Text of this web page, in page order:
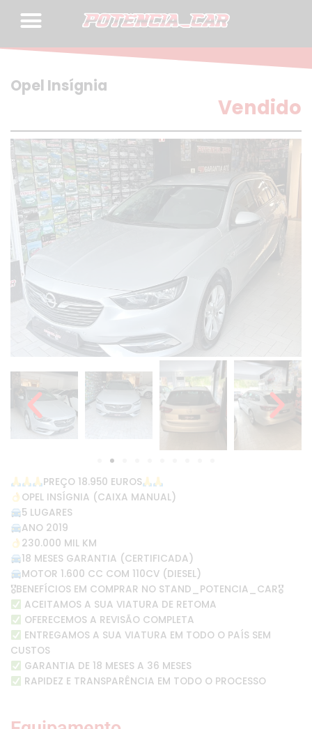
Opel Insígnia
Vendido
PREÇO 18.950 EUROS
OPEL INSÍGNIA (CAIXA MANUAL)
5 LUGARES
ANO 2019
230.000 MIL KM
18 MESES GARANTIA (CERTIFICADA)
MOTOR 1.600 CC COM 110CV (DIESEL)
🎖BENEFÍCIOS EM COMPRAR NO STAND_POTENCIA_CAR🎖
ACEITAMOS A SUA VIATURA DE RETOMA
OFERECEMOS A REVISÃO COMPLETA
ENTREGAMOS A SUA VIATURA EM TODO O PAÍS SEM
CUSTOS
GARANTIA DE 18 MESES A 36 MESES
RAPIDEZ E TRANSPARÊNCIA EM TODO O PROCESSO